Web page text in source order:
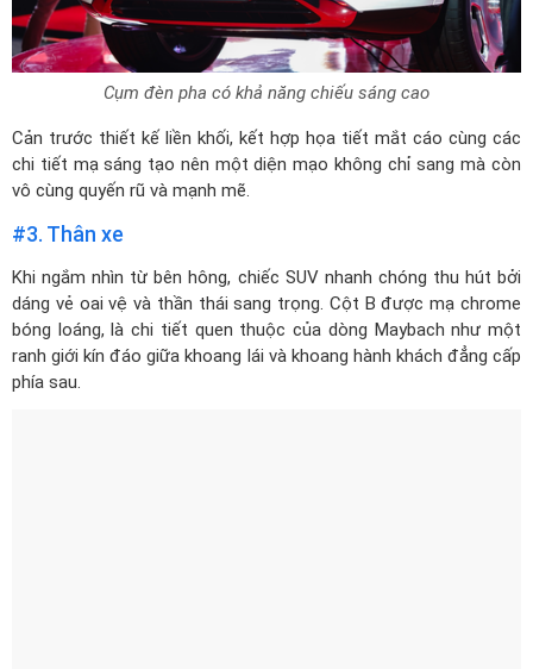
Cụm đèn pha có khả năng chiếu sáng cao
Cản trước thiết kế liền khối, kết hợp họa tiết mắt cáo cùng các
chi tiết mạ sáng tạo nên một diện mạo không chỉ sang mà còn
vô cùng quyến rũ và mạnh mẽ.
#3. Thân xe
Khi ngắm nhìn từ bên hông, chiếc SUV nhanh chóng thu hút bởi
dáng vẻ oai vệ và thần thái sang trọng. Cột B được mạ chrome
bóng loáng, là chi tiết quen thuộc của dòng Maybach như một
ranh giới kín đáo giữa khoang lái và khoang hành khách đẳng cấp
phía sau.